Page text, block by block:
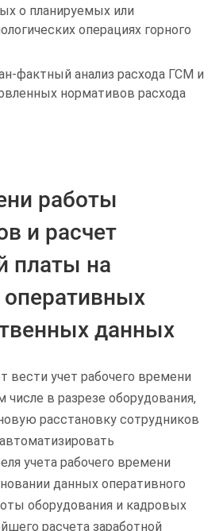
о планируемых или
операциях горного
фактный анализ расхода ГСМ и
нормативов расхода
работы
и расчет
платы на
данных
вести учет рабочего времени
числе в разрезе оборудования,
расстановку сотрудников
учета рабочего времени
данных оперативного
оборудования и кадровых
расчета заработной